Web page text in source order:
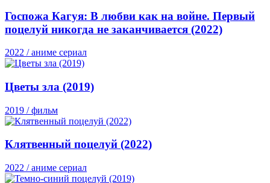
Госпожа Кагуя: В любви как на войне. Первый
поцелуй никогда не заканчивается (2022)
2022 / аниме сериал
Цветы зла (2019)
2019 / фильм
Клятвенный поцелуй (2022)
2022 / аниме сериал